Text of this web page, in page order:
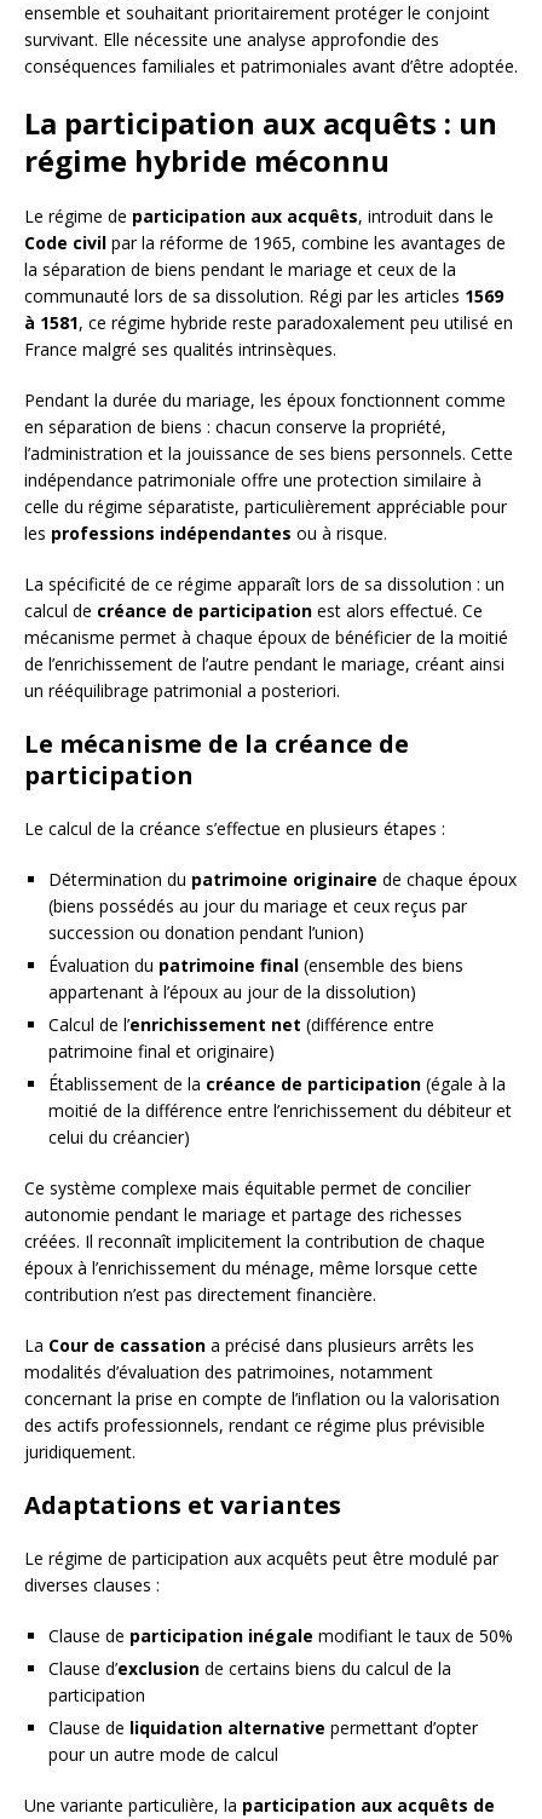
ensemble et souhaitant prioritairement protéger le conjoint
survivant. Elle nécessite une analyse approfondie des
conséquences familiales et patrimoniales avant d’être adoptée.
La participation aux acquêts : un
régime hybride méconnu
Le régime de participation aux acquêts, introduit dans le
Code civil par la réforme de 1965, combine les avantages de
la séparation de biens pendant le mariage et ceux de la
communauté lors de sa dissolution. Régi par les articles 1569
à 1581, ce régime hybride reste paradoxalement peu utilisé en
France malgré ses qualités intrinsèques.
Pendant la durée du mariage, les époux fonctionnent comme
en séparation de biens : chacun conserve la propriété,
l’administration et la jouissance de ses biens personnels. Cette
indépendance patrimoniale offre une protection similaire à
celle du régime séparatiste, particulièrement appréciable pour
les professions indépendantes ou à risque.
La spécificité de ce régime apparaît lors de sa dissolution : un
calcul de créance de participation est alors effectué. Ce
mécanisme permet à chaque époux de bénéficier de la moitié
de l’enrichissement de l’autre pendant le mariage, créant ainsi
un rééquilibrage patrimonial a posteriori.
Le mécanisme de la créance de
participation
Le calcul de la créance s’effectue en plusieurs étapes :
Détermination du patrimoine originaire de chaque époux
(biens possédés au jour du mariage et ceux reçus par
succession ou donation pendant l’union)
Évaluation du patrimoine final (ensemble des biens
appartenant à l’époux au jour de la dissolution)
Calcul de l’enrichissement net (différence entre
patrimoine final et originaire)
Établissement de la créance de participation (égale à la
moitié de la différence entre l’enrichissement du débiteur et
celui du créancier)
Ce système complexe mais équitable permet de concilier
autonomie pendant le mariage et partage des richesses
créées. Il reconnaît implicitement la contribution de chaque
époux à l’enrichissement du ménage, même lorsque cette
contribution n’est pas directement financière.
La Cour de cassation a précisé dans plusieurs arrêts les
modalités d’évaluation des patrimoines, notamment
concernant la prise en compte de l’inflation ou la valorisation
des actifs professionnels, rendant ce régime plus prévisible
juridiquement.
Adaptations et variantes
Le régime de participation aux acquêts peut être modulé par
diverses clauses :
Clause de participation inégale modifiant le taux de 50%
Clause d’exclusion de certains biens du calcul de la
participation
Clause de liquidation alternative permettant d’opter
pour un autre mode de calcul
Une variante particulière, la participation aux acquêts de